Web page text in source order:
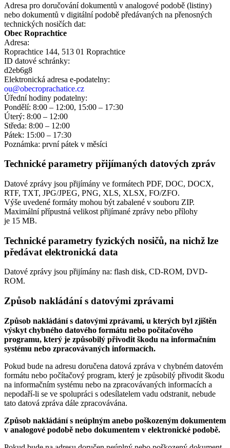
Adresa pro doručování dokumentů v analogové podobě (listiny)
nebo dokumentů v digitální podobě předávaných na přenosných
technických nosičích dat:
Obec Roprachtice
Adresa:
Roprachtice 144, 513 01 Roprachtice
ID datové schránky:
d2eb6g8
Elektronická adresa e‑podatelny:
ou@obecroprachatice.cz
Úřední hodiny podatelny:
Pondělí: 8:00 – 12:00, 15:00 – 17:30
Úterý: 8:00 – 12:00
Středa: 8:00 – 12:00
Pátek: 15:00 – 17:30
Poznámka: první pátek v měsíci
Technické parametry přijímaných datových zpráv
Datové zprávy jsou přijímány ve formátech PDF, DOC, DOCX,
RTF, TXT, JPG/JPEG, PNG, XLS, XLSX, FO/ZFO.
Výše uvedené formáty mohou být zabalené v souboru ZIP.
Maximální přípustná velikost přijímané zprávy nebo přílohy
je 15 MB.
Technické parametry fyzických nosičů, na nichž lze
předávat elektronická data
Datové zprávy jsou přijímány na: flash disk, CD-ROM, DVD-
ROM.
Způsob nakládání s datovými zprávami
Způsob nakládání s datovými zprávami, u kterých byl zjištěn
výskyt chybného datového formátu nebo počítačového
programu, který je způsobilý přivodit škodu na informačním
systému nebo zpracovávaných informacích.
Pokud bude na adresu doručena datová zpráva v chybném datovém
formátu nebo počítačový program, který je způsobilý přivodit škodu
na informačním systému nebo na zpracovávaných informacích a
nepodaří-li se ve spolupráci s odesílatelem vadu odstranit, nebude
tato datová zpráva dále zpracovávána.
Způsob nakládání s neúplným anebo poškozeným dokumentem
v analogové podobě nebo dokumentem v elektronické podobě.